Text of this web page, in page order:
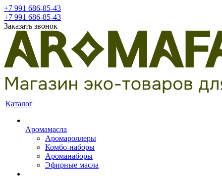
+7 991 686-85-43
+7 991 686-85-43
Заказать звонок
Каталог
Аромамасла
Аромароллеры
Комбо-наборы
Ароманаборы
Эфирные масла